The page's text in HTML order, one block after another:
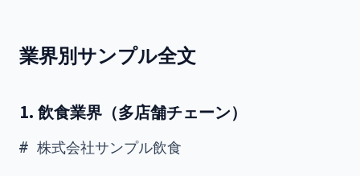
業界別サンプル全文
1. 飲食業界（多店舗チェーン）
# 株式会社サンプル飲食